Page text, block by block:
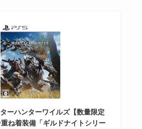
ターハンターワイルズ【数量限定
ね着装備「ギルドナイトシリー